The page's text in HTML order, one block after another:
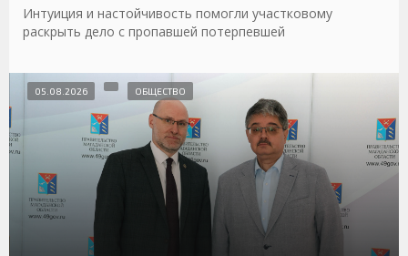
Интуиция и настойчивость помогли участковому
раскрыть дело с пропавшей потерпевшей
05.08.2026 ОБЩЕСТВО